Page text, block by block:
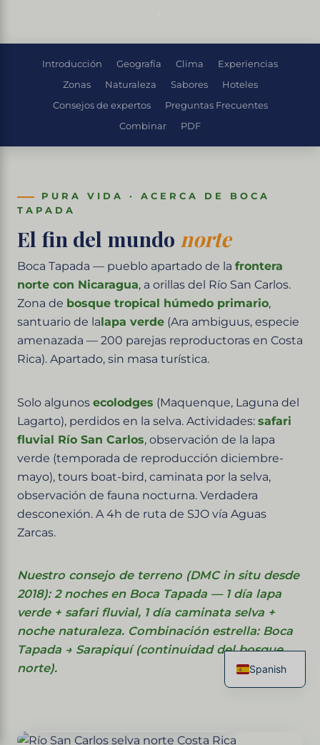
Introducción Geografía Clima
Experiencias
Zonas
Naturaleza Sabores
Hoteles
Consejos de expertos
Preguntas Frecuentes
Combinar
PDF
PURA VIDA · ACERCA DE BOCA
TAPADA
El fin del mundo norte
Boca Tapada — pueblo apartado de la frontera
norte con Nicaragua, a orillas del Río San Carlos.
Zona de bosque tropical húmedo primario,
santuario de lalapa verde (Ara ambiguus, especie
amenazada — 200 parejas reproductoras en Costa
Rica). Apartado, sin masa turística.
Solo algunos ecolodges (Maquenque, Laguna del
Lagarto), perdidos en la selva. Actividades: safari
fluvial Río San Carlos, observación de la lapa
verde (temporada de reproducción diciembre-
mayo), tours boat-bird, caminata por la selva,
observación de fauna nocturna. Verdadera
desconexión. A 4h de ruta de SJO vía Aguas
Zarcas.
Nuestro consejo de terreno (DMC in situ desde
2018): 2 noches en Boca Tapada — 1 día lapa
verde + safari fluvial, 1 día caminata selva +
noche naturaleza. Combinación estrella: Boca
Tapada → Sarapiquí (continuidad del bosque
norte).
Spanish
French